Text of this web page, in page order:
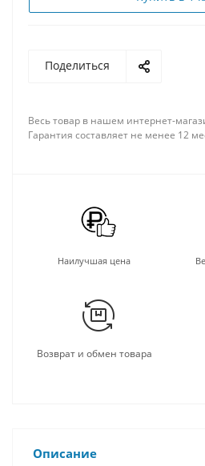
Поделиться
Весь товар в нашем интернет-
Гарантия составляет не менее 12
Наилучшая цена
Возврат и обмен товара
Описание